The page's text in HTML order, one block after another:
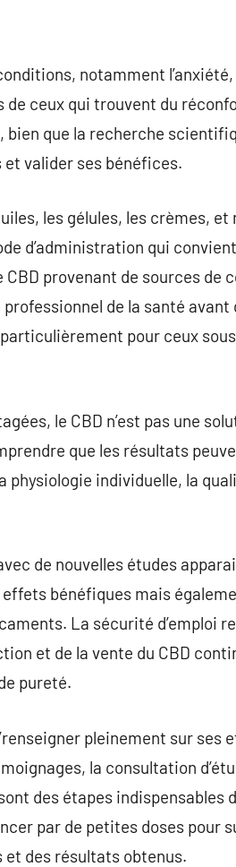
notamment l’anxiété,
ceux qui trouvent du
bien que la recherche
valider ses bénéfices.
les gélules, les crèmes, et
d’administration qui
provenant de sources de
de la santé avant
pour ceux sous
le CBD n’est pas une
que les résultats
physiologie individuelle, la
de nouvelles études
bénéfiques mais
La sécurité d’emploi
et de la vente du CBD
pureté.
pleinement sur ses
la consultation
des étapes indispensables
par de petites doses pour
et des résultats obtenus.